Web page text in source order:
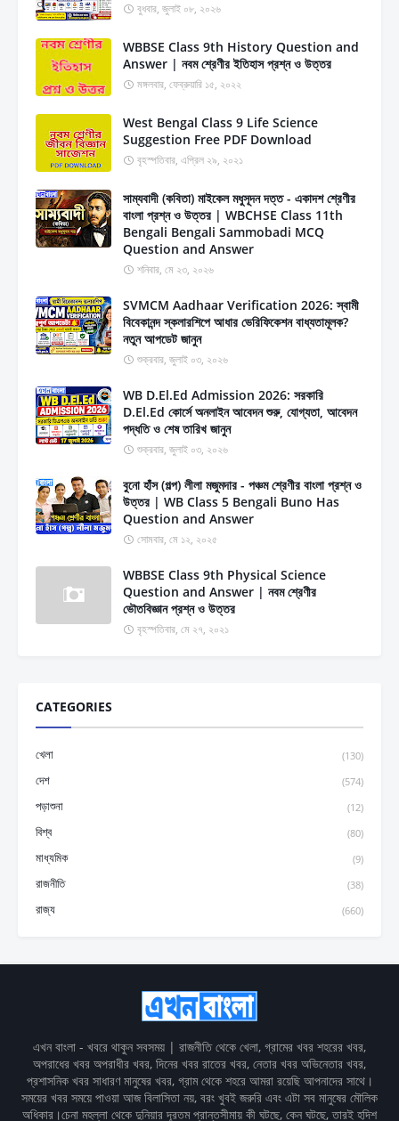
বুধবার, জুলাই ০৮, ২০২৬
WBBSE Class 9th History Question and
Answer | নবম শ্রেণীর ইতিহাস প্রশ্ন ও উত্তর
মঙ্গলবার, ফেব্রুয়ারি ১৫, ২০২২
West Bengal Class 9 Life Science
Suggestion Free PDF Download
বৃহস্পতিবার, এপ্রিল ২৯, ২০২১
সাম্যবাদী (কবিতা) মাইকেল মধুসূদন দত্ত - একাদশ শ্রেণীর
বাংলা প্রশ্ন ও উত্তর | WBCHSE Class 11th
Bengali Bengali Sammobadi MCQ
Question and Answer
শনিবার, মে ২৩, ২০২৬
SVMCM Aadhaar Verification 2026: স্বামী
বিবেকানন্দ স্কলারশিপে আধার ভেরিফিকেশন বাধ্যতামূলক?
নতুন আপডেট জানুন
শুক্রবার, জুলাই ০৩, ২০২৬
WB D.El.Ed Admission 2026: সরকারি
D.El.Ed কোর্সে অনলাইন আবেদন শুরু, যোগ্যতা, আবেদন
পদ্ধতি ও শেষ তারিখ জানুন
শুক্রবার, জুলাই ০৩, ২০২৬
বুনো হাঁস (গল্প) লীলা মজুমদার - পঞ্চম শ্রেণীর বাংলা প্রশ্ন ও
উত্তর | WB Class 5 Bengali Buno Has
Question and Answer
সোমবার, মে ১২, ২০২৫
WBBSE Class 9th Physical Science
Question and Answer | নবম শ্রেণীর
ভৌতবিজ্ঞান প্রশ্ন ও উত্তর
বৃহস্পতিবার, মে ২৭, ২০২১
CATEGORIES
খেলা (130)
দেশ (574)
পড়াশুনা (12)
বিশ্ব (80)
মাধ্যমিক (9)
রাজনীতি (38)
রাজ্য (660)
এখন বাংলা - খবরে থাকুন সবসময় | রাজনীতি থেকে খেলা, গ্রামের খবর শহরের খবর,
অপরাধের খবর অপরাধীর খবর, দিনের খবর রাতের খবর, নেতার খবর অভিনেতার খবর,
প্রশাসনিক খবর সাধারণ মানুষের খবর, গ্রাম থেকে শহরে আমরা রয়েছি আপনাদের সাথে।
সময়ের খবর সময়ে পাওয়া আজ বিলাসিতা নয়, বরং খুবই জরুরি এবং এটা সব মানুষের মৌলিক
অধিকার।চেনা মহল্লা থেকে দুনিয়ার দূরতম প্রান্তসীমায় কী ঘটছে, কেন ঘটছে, তারই হদিশ